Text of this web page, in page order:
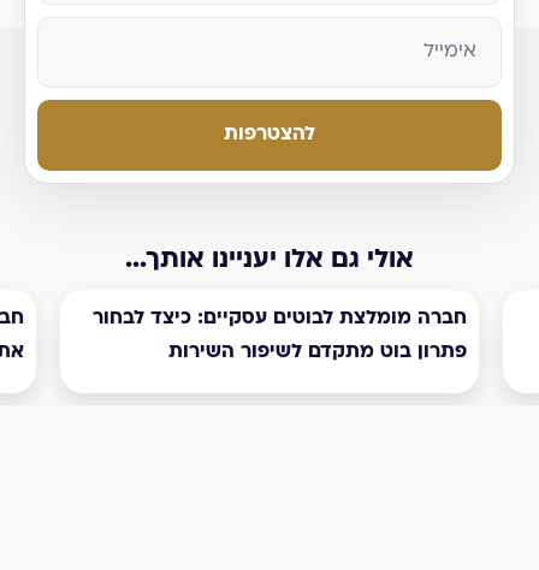
להצטרפות
אולי גם אלו יעניינו אותך...
חברה מומלצת לבוטים עסקיים: כיצד לבחור
פתרון בוט מתקדם לשיפור השירות